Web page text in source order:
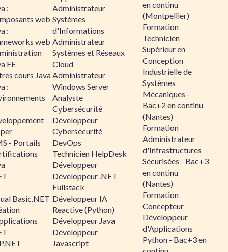
:
web
:
web
EE
cours Java
:
- Portails
Basic.NET
Administrateur
Systèmes
d'Informations
Administrateur
Systèmes et Réseaux
Cloud
Administrateur
Windows Server
Analyste
Cybersécurité
Développeur
Cybersécurité
DevOps
Technicien HelpDesk
Développeur
Développeur .NET
Fullstack
Développeur IA
Reactive (Python)
Développeur Java
Développeur
Javascript
en continu
(Montpellier)
Formation
Technicien
Supérieur en
Conception
Industrielle de
Systèmes
Mécaniques -
Bac+2 en continu
(Nantes)
Formation
Administrateur
d'Infrastructures
Sécurisées - Bac+3
en continu
(Nantes)
Formation
Concepteur
Développeur
d'Applications
Python - Bac+3 en